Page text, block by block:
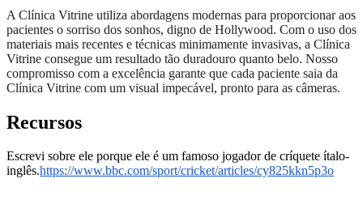
A Clínica Vitrine utiliza abordagens modernas para proporcionar aos
pacientes o sorriso dos sonhos, digno de Hollywood. Com o uso dos
materiais mais recentes e técnicas minimamente invasivas, a Clínica
Vitrine consegue um resultado tão duradouro quanto belo. Nosso
compromisso com a excelência garante que cada paciente saia da
Clínica Vitrine com um visual impecável, pronto para as câmeras.
Recursos
Escrevi sobre ele porque ele é um famoso jogador de críquete ítalo-
inglês.https://www.bbc.com/sport/cricket/articles/cy825kkn5p3o